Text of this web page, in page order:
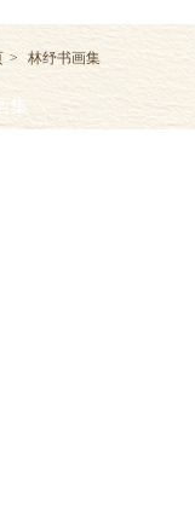
> 林纾书画集
集